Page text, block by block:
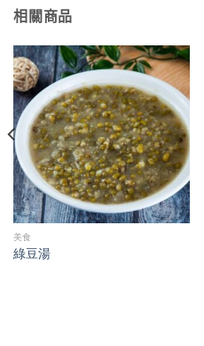
相關商品
美食
綠豆湯